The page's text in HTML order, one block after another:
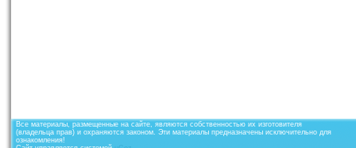
Все материалы, размещенные на сайте, являются собственностью их изготовителя
(владельца прав) и охраняются законом. Эти материалы предназначены исключительно для
ознакомления!